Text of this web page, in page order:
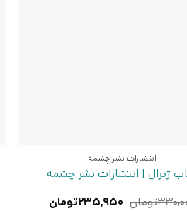
انتشارات نشر چشمه
ژنرال | انتشارات نشر چشمه
تومان قیمت
۲۳۵,۹۵۰تومانقیمت